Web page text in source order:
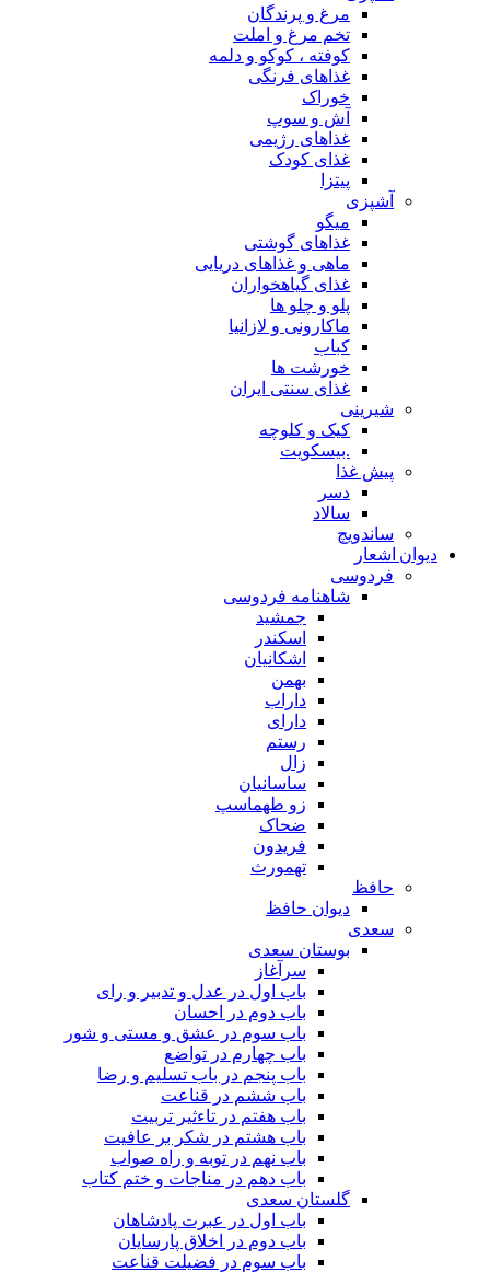
مرغ و پرندگان
تخم مرغ و املت
کوفته ، کوکو و دلمه
غذاهای فرنگی
خوراک
آش و سوپ
غذاهای رژیمی
غذای کودک
پیتزا
آشپزی
میگو
غذاهای گوشتی
ماهی و غذاهای دریایی
غذای گیاهخواران
پلو و چلو ها
ماکارونی و لازانیا
کباب
خورشت ها
غذای سنتی ایران
شیرینی
کیک و کلوچه
.بیسکویت
پیش غذا
دسر
سالاد
ساندویچ
دیوان اشعار
فردوسی
شاهنامه فردوسی
جمشید
اسکندر
اشکانیان
بهمن
داراب
دارای
رستم
زال
ساسانیان
زو طهماسپ‏
ضحاک
فریدون
تهمورث
حافظ
دیوان حافظ
سعدی
بوستان سعدی
سرآغاز
باب اول در عدل و تدبیر و رای
باب دوم در احسان
باب سوم در عشق و مستی و شور
باب چهارم در تواضع
باب پنجم در باب تسلیم و رضا
باب ششم در قناعت
باب هفتم در تاءثیر تربیت
باب هشتم در شکر بر عافیت
باب نهم در توبه و راه صواب
باب دهم در مناجات و ختم کتاب
گلستان سعدی
باب اول در عبرت پادشاهان
باب دوم در اخلاق پارسایان
باب سوم در فضیلت قناعت